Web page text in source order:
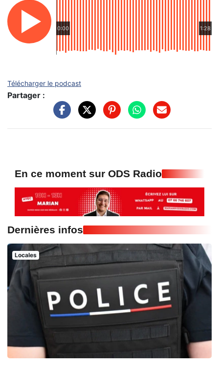
0:00 1:28
Télécharger le podcast
Partager :
En ce moment sur ODS Radio
Dernières infos
Locales